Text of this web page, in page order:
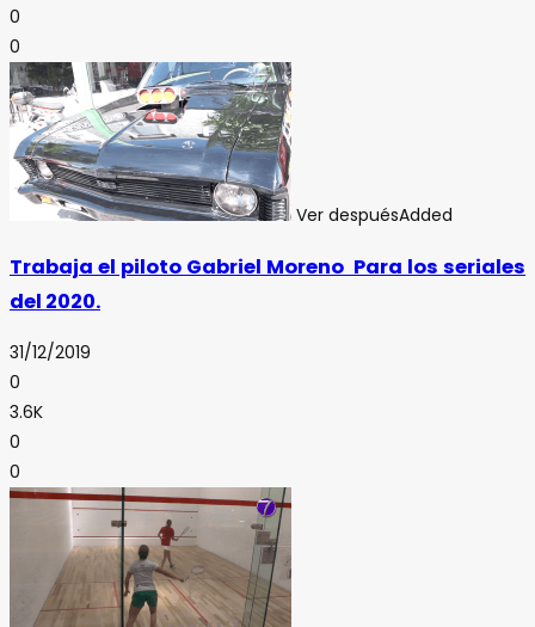
0
0
Ver despuésAdded
Trabaja el piloto Gabriel Moreno Para los seriales
del 2020.
31/12/2019
0
3.6K
0
0